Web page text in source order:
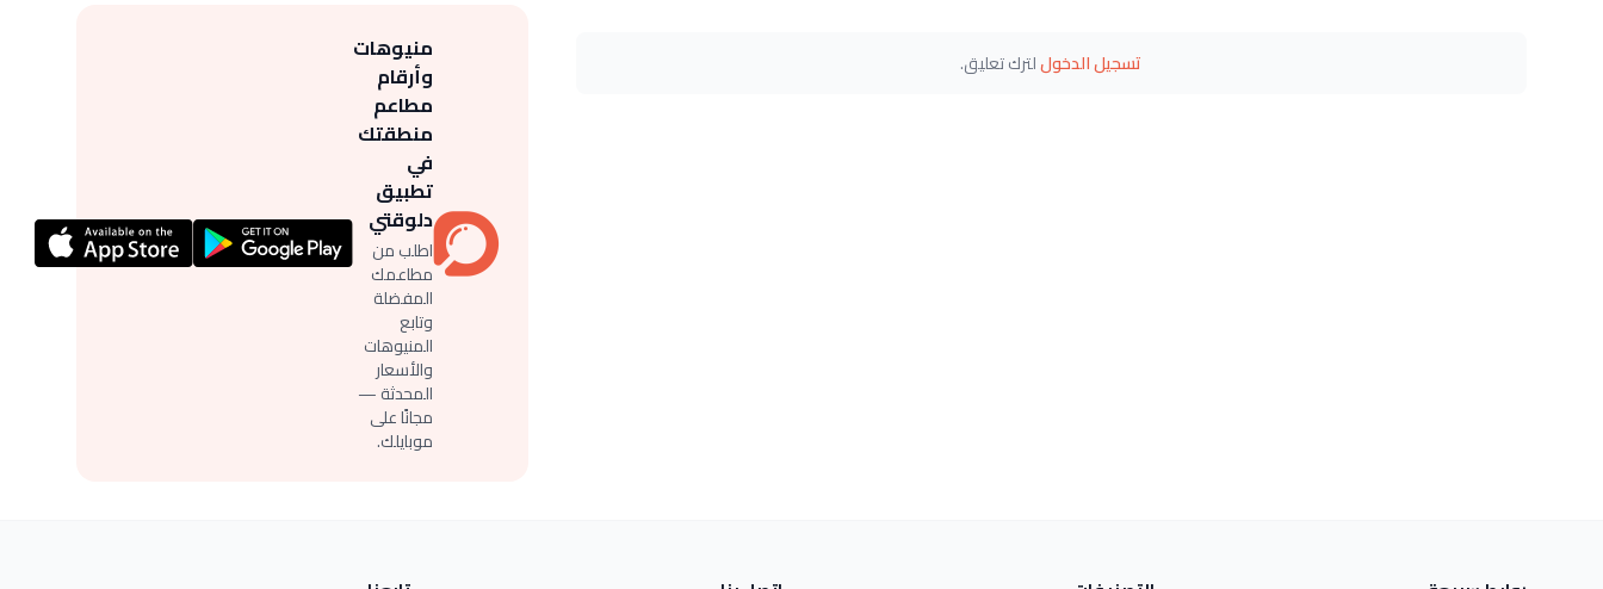
تسجيل الدخوللترك تعليق.
منيوهات
وأرقام
مطاعم
منطقتك
في
تطبيق
دلوقتي
اطلب من
مطاعمك
المفضلة
وتابع
المنيوهات
والأسعار
المحدثة —
مجانًا على
موبايلك.